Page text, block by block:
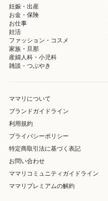
妊娠・出産
お金・保険
お仕事
妊活
ファッション・コスメ
家族・旦那
産婦人科・小児科
雑談・つぶやき
ママリについて
ブランドガイドライン
利用規約
プライバシーポリシー
特定商取引法に基づく表記
お問い合わせ
ママリコミュニティガイドライン
ママリプレミアムの解約